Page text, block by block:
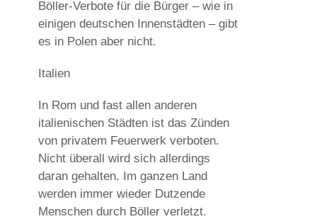
Böller-Verbote für die Bürger – wie in
einigen deutschen Innenstädten – gibt
es in Polen aber nicht.
Italien
In Rom und fast allen anderen
italienischen Städten ist das Zünden
von privatem Feuerwerk verboten.
Nicht überall wird sich allerdings
daran gehalten. Im ganzen Land
werden immer wieder Dutzende
Menschen durch Böller verletzt.